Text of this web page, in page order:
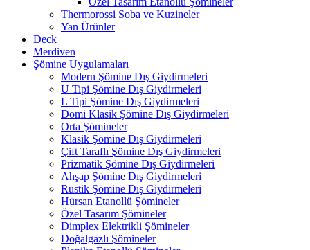
Thermorossi Soba ve Kuzineler
Yan Ürünler
Deck
Merdiven
Şömine Uygulamaları
Modern Şömine Dış Giydirmeleri
U Tipi Şömine Dış Giydirmeleri
L Tipi Şömine Dış Giydirmeleri
Domi Klasik Şömine Dış Giydirmeleri
Orta Şömineler
Klasik Şömine Dış Giydirmeleri
Çift Taraflı Şömine Dış Giydirmeleri
Prizmatik Şömine Dış Giydirmeleri
Ahşap Şömine Dış Giydirmeleri
Rustik Şömine Dış Giydirmeleri
Hürsan Etanollü Şömineler
Özel Tasarım Şömineler
Dimplex Elektrikli Şömineler
Doğalgazlı Şömineler